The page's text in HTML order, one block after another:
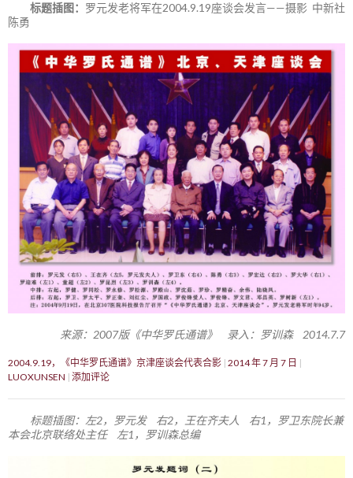
标题插图： 罗元发老将军在2004.9.19座谈会发言——摄影 中新社
陈勇
来源：2007版《中华罗氏通谱》 录入：罗训森 2014.7.7
2004.9.19，《中华罗氏通谱》京津座谈会代表合影 2014 年 7 月 7 日
LUOXUNSEN 添加评论
标题插图：左2，罗元发 右2，王在齐夫人 右1，罗卫东院长兼
本会北京联络处主任 左1，罗训森总编